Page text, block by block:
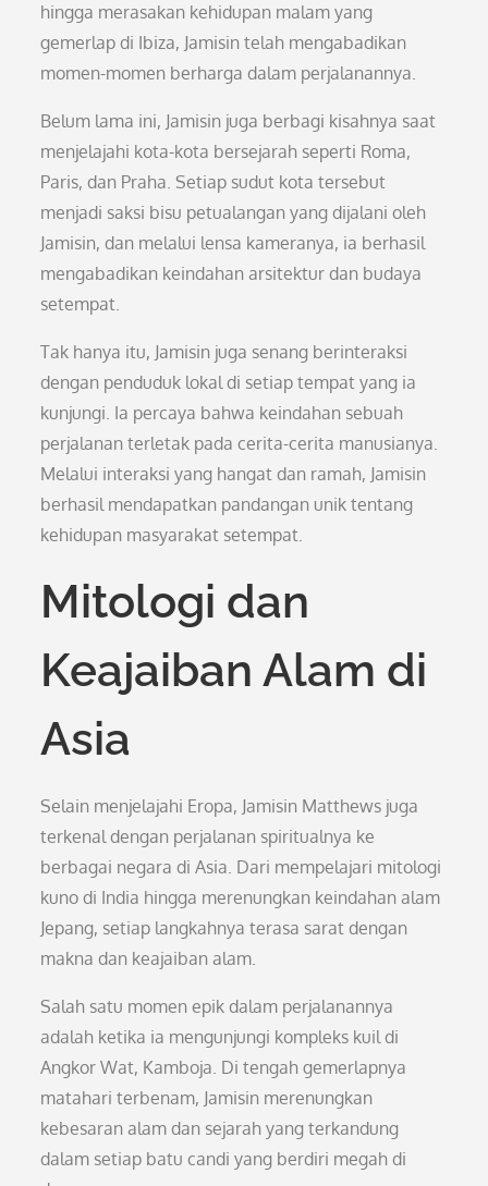
hingga merasakan kehidupan malam yang
gemerlap di Ibiza, Jamisin telah mengabadikan
momen-momen berharga dalam perjalanannya.
Belum lama ini, Jamisin juga berbagi kisahnya saat
menjelajahi kota-kota bersejarah seperti Roma,
Paris, dan Praha. Setiap sudut kota tersebut
menjadi saksi bisu petualangan yang dijalani oleh
Jamisin, dan melalui lensa kameranya, ia berhasil
mengabadikan keindahan arsitektur dan budaya
setempat.
Tak hanya itu, Jamisin juga senang berinteraksi
dengan penduduk lokal di setiap tempat yang ia
kunjungi. Ia percaya bahwa keindahan sebuah
perjalanan terletak pada cerita-cerita manusianya.
Melalui interaksi yang hangat dan ramah, Jamisin
berhasil mendapatkan pandangan unik tentang
kehidupan masyarakat setempat.
Mitologi dan
Keajaiban Alam di
Asia
Selain menjelajahi Eropa, Jamisin Matthews juga
terkenal dengan perjalanan spiritualnya ke
berbagai negara di Asia. Dari mempelajari mitologi
kuno di India hingga merenungkan keindahan alam
Jepang, setiap langkahnya terasa sarat dengan
makna dan keajaiban alam.
Salah satu momen epik dalam perjalanannya
adalah ketika ia mengunjungi kompleks kuil di
Angkor Wat, Kamboja. Di tengah gemerlapnya
matahari terbenam, Jamisin merenungkan
kebesaran alam dan sejarah yang terkandung
dalam setiap batu candi yang berdiri megah di